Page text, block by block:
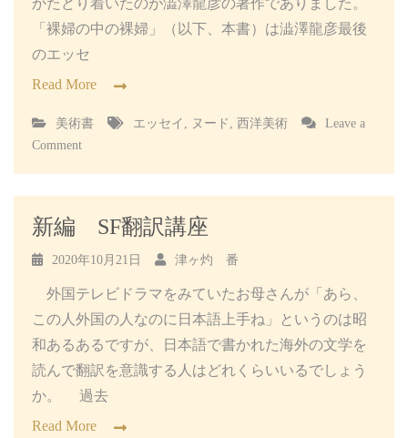
かたどり着いたのが澁澤龍彦の著作でありました。
「裸婦の中の裸婦」（以下、本書）は澁澤龍彦最後
のエッセ
Read More
美術書 エッセイ , ヌード , 西洋美術
Leave a
Commenton
の
裸
新編 SF翻訳講座
2020年10月21日 津ヶ灼 番
外国テレビドラマをみていたお母さんが「あら、
この人外国の人なのに日本語上手ね」というのは昭
和あるあるですが、日本語で書かれた海外の文学を
読んで翻訳を意識する人はどれくらいいるでしょう
か。 過去
Read More